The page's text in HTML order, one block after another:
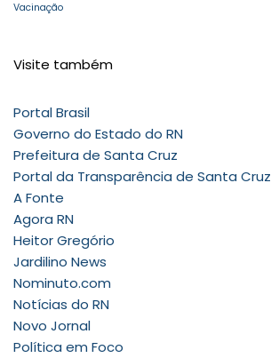
Vacinação
Visite também
Portal Brasil
Governo do Estado do RN
Prefeitura de Santa Cruz
Portal da Transparência de Santa Cruz
A Fonte
Agora RN
Heitor Gregório
Jardilino News
Nominuto.com
Notícias do RN
Novo Jornal
Política em Foco